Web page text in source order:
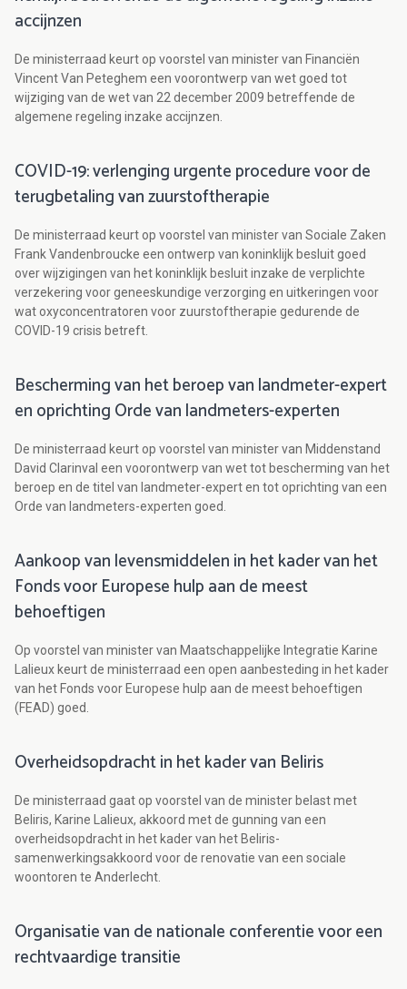
accijnzen
De ministerraad keurt op voorstel van minister van Financiën
Vincent Van Peteghem een voorontwerp van wet goed tot
wijziging van de wet van 22 december 2009 betreffende de
algemene regeling inzake accijnzen.
COVID-19: verlenging urgente procedure voor de
terugbetaling van zuurstoftherapie
De ministerraad keurt op voorstel van minister van Sociale Zaken
Frank Vandenbroucke een ontwerp van koninklijk besluit goed
over wijzigingen van het koninklijk besluit inzake de verplichte
verzekering voor geneeskundige verzorging en uitkeringen voor
wat oxyconcentratoren voor zuurstoftherapie gedurende de
COVID-19 crisis betreft.
Bescherming van het beroep van landmeter-expert
en oprichting Orde van landmeters-experten
De ministerraad keurt op voorstel van minister van Middenstand
David Clarinval een voorontwerp van wet tot bescherming van het
beroep en de titel van landmeter-expert en tot oprichting van een
Orde van landmeters-experten goed.
Aankoop van levensmiddelen in het kader van het
Fonds voor Europese hulp aan de meest
behoeftigen
Op voorstel van minister van Maatschappelijke Integratie Karine
Lalieux keurt de ministerraad een open aanbesteding in het kader
van het Fonds voor Europese hulp aan de meest behoeftigen
(FEAD) goed.
Overheidsopdracht in het kader van Beliris
De ministerraad gaat op voorstel van de minister belast met
Beliris, Karine Lalieux, akkoord met de gunning van een
overheidsopdracht in het kader van het Beliris-
samenwerkingsakkoord voor de renovatie van een sociale
woontoren te Anderlecht.
Organisatie van de nationale conferentie voor een
rechtvaardige transitie